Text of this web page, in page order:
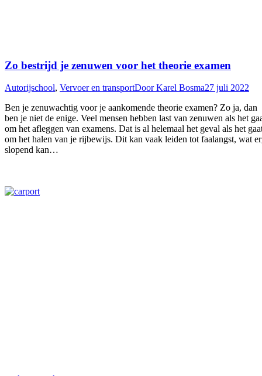
Zo bestrijd je zenuwen voor het theorie examen
Autorijschool, Vervoer en transportDoorKarel Bosma27 juli 2022
Ben je zenuwachtig voor je aankomende theorie examen? Zo ja, dan
ben je niet de enige. Veel mensen hebben last van zenuwen als het
om het afleggen van examens. Dat is al helemaal het geval als het
om het halen van je rijbewijs. Dit kan vaak leiden tot faalangst, wat
slopend kan…